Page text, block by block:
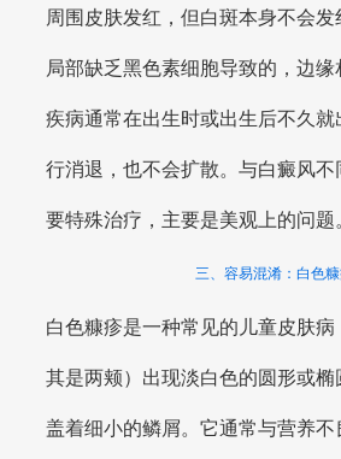
周围皮肤发红，但白斑本身不会
局部缺乏黑色素细胞导致的，边
疾病通常在出生时或出生后不久就
行消退，也不会扩散。与白癜风
要特殊治疗，主要是美观上的问题
三、容易混淆：白色
白色糠疹是一种常见的儿童皮肤
其是两颊）出现淡白色的圆形或
盖着细小的鳞屑。它通常与营养